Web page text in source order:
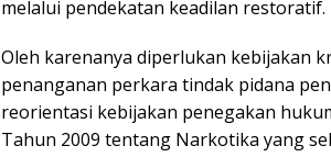
melalui pendekatan keadilan restoratif.
Oleh karenanya diperlukan kebijakan
penanganan perkara tindak pidana
reorientasi kebijakan penegakan
Tahun 2009 tentang Narkotika yang